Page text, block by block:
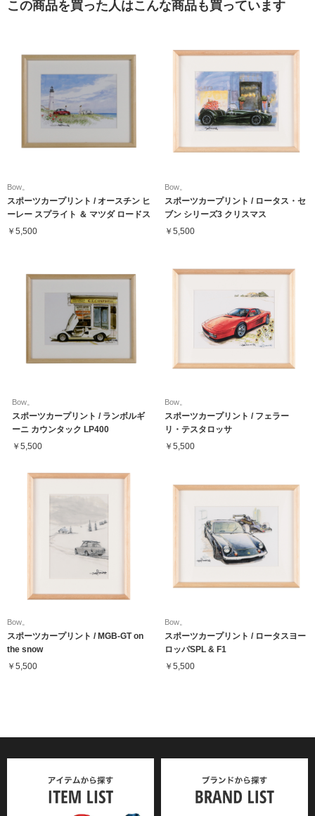
この商品を買った人はこんな商品も買っています
Bow。
スポーツカープリント / オースチン ヒ
ーレー スプライト ＆ マツダ ロードス
ター
￥5,500
Bow。
スポーツカープリント / ロータス・セ
ブン シリーズ3 クリスマス
￥5,500
Bow。
スポーツカープリント / ランボルギ
ーニ カウンタック LP400
￥5,500
Bow。
スポーツカープリント / フェラー
リ・テスタロッサ
￥5,500
Bow。
スポーツカープリント / MGB-GT on
the snow
￥5,500
Bow。
スポーツカープリント / ロータスヨー
ロッパSPL & F1
￥5,500